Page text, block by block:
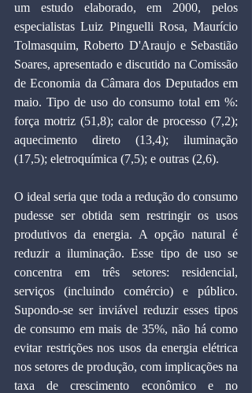
um estudo elaborado, em 2000, pelos
especialistas Luiz Pinguelli Rosa, Maurício
Tolmasquim, Roberto D'Araujo e Sebastião
Soares, apresentado e discutido na Comissão
de Economia da Câmara dos Deputados em
maio. Tipo de uso do consumo total em %:
força motriz (51,8); calor de processo (7,2);
aquecimento direto (13,4); iluminação
(17,5); eletroquímica (7,5); e outras (2,6).
O ideal seria que toda a redução do consumo
pudesse ser obtida sem restringir os usos
produtivos da energia. A opção natural é
reduzir a iluminação. Esse tipo de uso se
concentra em três setores: residencial,
serviços (incluindo comércio) e público.
Supondo-se ser inviável reduzir esses tipos
de consumo em mais de 35%, não há como
evitar restrições nos usos da energia elétrica
nos setores de produção, com implicações na
taxa de crescimento econômico e no